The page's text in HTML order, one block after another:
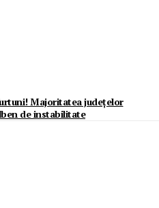
Majoritatea județelor
de instabilitate